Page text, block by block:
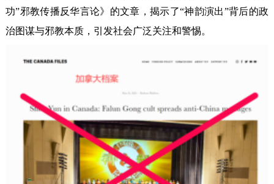
功”邪教传播反华言论》的文章，揭示了“神韵演出”背后的政
治图谋与邪教本质，引发社会广泛关注和警惕。